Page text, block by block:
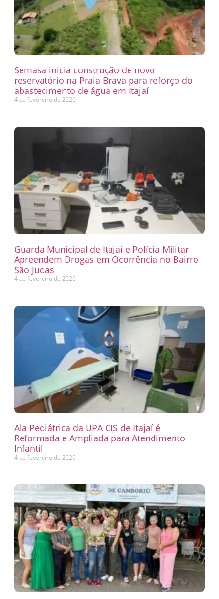
Semasa inicia construção de novo
reservatório na Praia Brava para reforço do
abastecimento de água em Itajaí
4 de fevereiro de 2026
Guarda Municipal de Itajaí e Polícia Militar
Apreendem Drogas em Ocorrência no Bairro
São Judas
4 de fevereiro de 2026
Ala Pediátrica da UPA CIS de Itajaí é
Reformada e Ampliada para Atendimento
Infantil
4 de fevereiro de 2026